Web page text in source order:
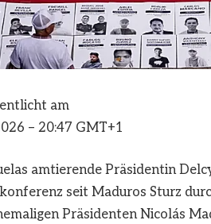
am
– 20:47 GMT+1
amtierende Präsidentin
seit Maduros Sturz
Präsidenten Nicolás